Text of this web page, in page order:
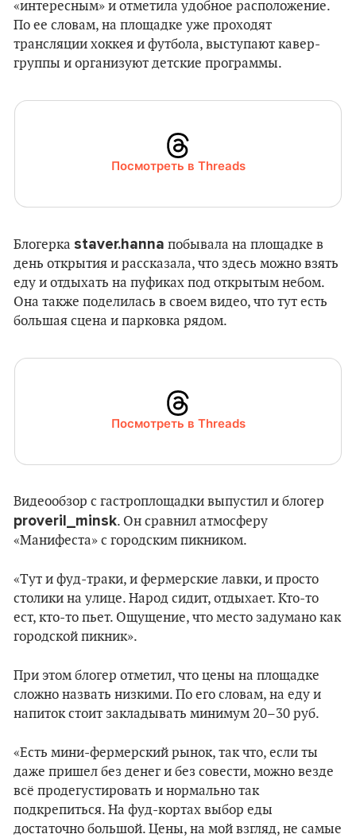
«интересным» и отметила удобное расположение.
По ее словам, на площадке уже проходят
трансляции хоккея и футбола, выступают кавер-
группы и организуют детские программы.
Посмотреть в Threads
Блогерка staver.hanna побывала на площадке в
день открытия и рассказала, что здесь можно взять
еду и отдыхать на пуфиках под открытым небом.
Она также поделилась в своем видео, что тут есть
большая сцена и парковка рядом.
Посмотреть в Threads
Видеообзор с гастроплощадки выпустил и блогер
proveril_minsk. Он сравнил атмосферу
«Манифеста» с городским пикником.
«Тут и фуд-траки, и фермерские лавки, и просто
столики на улице. Народ сидит, отдыхает. Кто-то
ест, кто-то пьет. Ощущение, что место задумано как
городской пикник».
При этом блогер отметил, что цены на площадке
сложно назвать низкими. По его словам, на еду и
напиток стоит закладывать минимум 20–30 руб.
«Есть мини-фермерский рынок, так что, если ты
даже пришел без денег и без совести, можно везде
всё продегустировать и нормально так
подкрепиться. На фуд-кортах выбор еды
достаточно большой. Цены, на мой взгляд, не самые